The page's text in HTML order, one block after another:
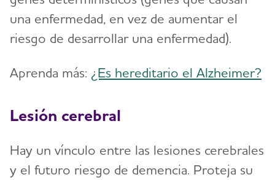
una enfermedad, en vez de aumentar el
riesgo de desarrollar una enfermedad).
Aprenda más: ¿Es hereditario el Alzheimer?
Lesión cerebral
Hay un vínculo entre las lesiones cerebrales
y el futuro riesgo de demencia. Proteja su